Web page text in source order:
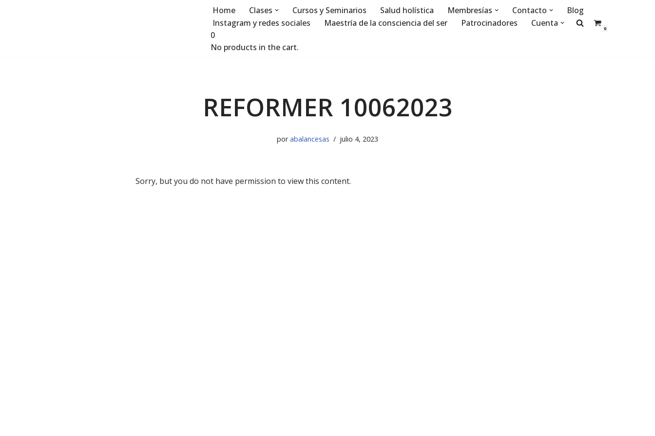
Home Clases Cursos y Seminarios Salud holística Membresías Contacto
Blog
Instagram y redes sociales
Maestría de la consciencia del ser Patrocinadores Cuenta
0
0
No products in the cart.
REFORMER 10062023
porabalancesas julio 4, 2023
Sorry, but you do not have permission to view this content.